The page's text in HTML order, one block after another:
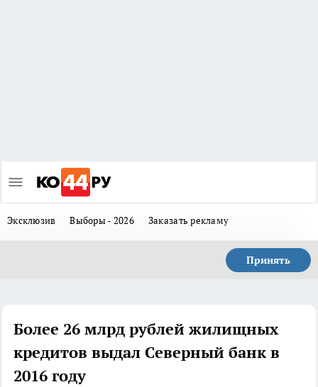
Эксклюзив Выборы - 2026 Заказать рекламу
Принять
Более 26 млрд рублей жилищных
кредитов выдал Северный банк в
2016 году